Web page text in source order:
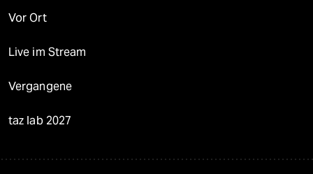
Vor Ort
Live im Stream
Vergangene
taz lab 2027